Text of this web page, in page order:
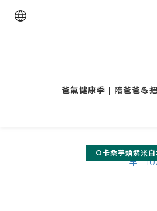
爸氣健康季 | 陪爸爸💪
O卡桑芋頭紫米